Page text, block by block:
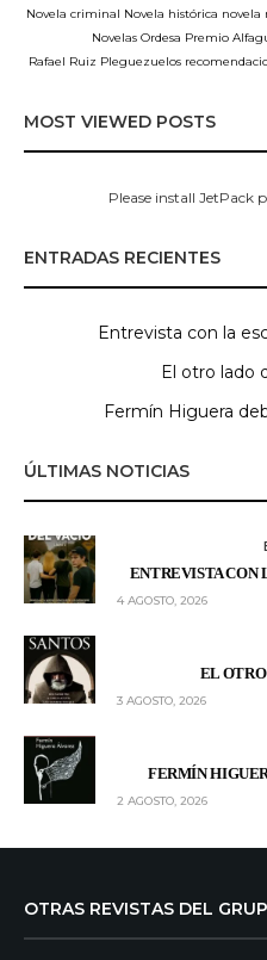
Novela criminal Novela histórica novela
Novelas Ordesa Premio
Rafael Ruiz Pleguezuelos
MOST VIEWED POSTS
Please install JetPack
ENTRADAS RECIENTES
Entrevista con la
El otro lado
Fermín Higuera
ÚLTIMAS NOTICIAS
ENTREVISTA CON
4 AGOSTO, 2026
EL
3 AGOSTO, 2026
FERMÍN
2 AGOSTO, 2026
OTRAS REVISTAS DEL